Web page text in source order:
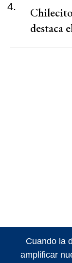
4.
destaca
Cuando la
amplificar